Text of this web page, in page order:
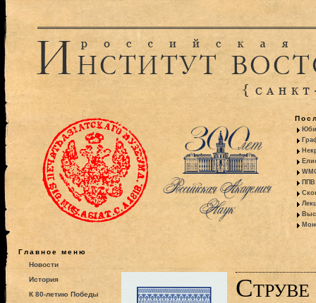
ППВ
Главное меню
Новости
История
К 80-летию Победы